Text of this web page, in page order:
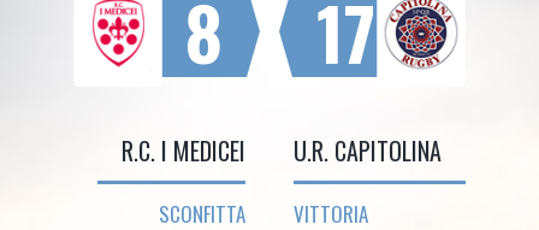
8
R.C. I MEDICEI
SCONFITTA
17
U.R. CAPITOLINA
VITTORIA